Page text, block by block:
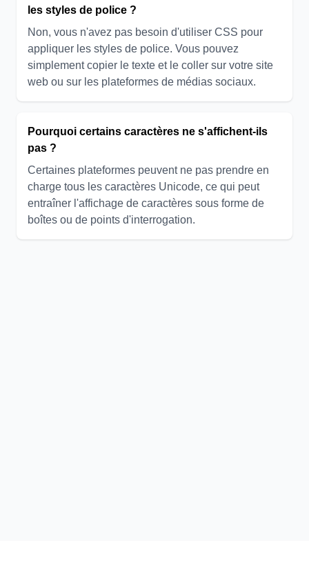
les styles de police ?
Non, vous n'avez pas besoin d'utiliser CSS pour
appliquer les styles de police. Vous pouvez
simplement copier le texte et le coller sur votre site
web ou sur les plateformes de médias sociaux.
Pourquoi certains caractères ne s'affichent-ils
pas ?
Certaines plateformes peuvent ne pas prendre en
charge tous les caractères Unicode, ce qui peut
entraîner l'affichage de caractères sous forme de
boîtes ou de points d'interrogation.